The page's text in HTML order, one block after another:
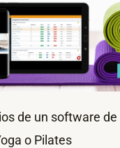
de un software
o Pilates